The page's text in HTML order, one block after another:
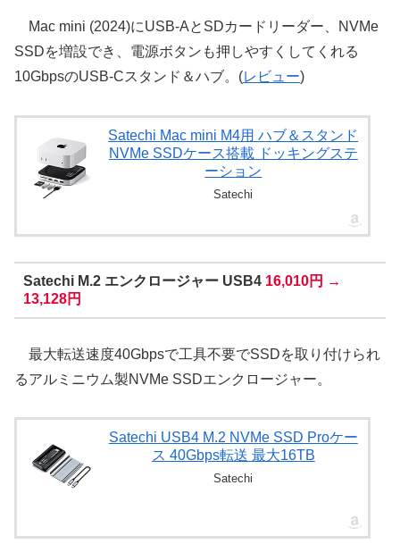
Mac mini (2024)にUSB-AとSDカードリーダー、NVMe
SSDを増設でき、電源ボタンも押しやすくしてくれる
10GbpsのUSB-Cスタンド＆ハブ。(レビュー)
Satechi Mac mini M4用 ハブ＆スタンド
NVMe SSDケース搭載 ドッキングステ
ーション
Satechi
Satechi M.2 エンクロージャー USB4 16,010円 →
13,128円
最大転送速度40Gbpsで工具不要でSSDを取り付けられ
るアルミニウム製NVMe SSDエンクロージャー。
Satechi USB4 M.2 NVMe SSD Proケー
ス 40Gbps転送 最大16TB
Satechi